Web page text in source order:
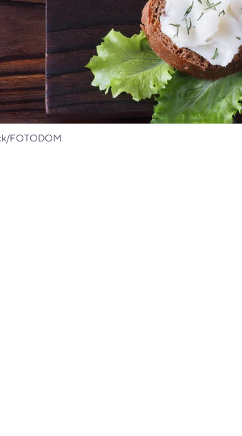
FOTODOM